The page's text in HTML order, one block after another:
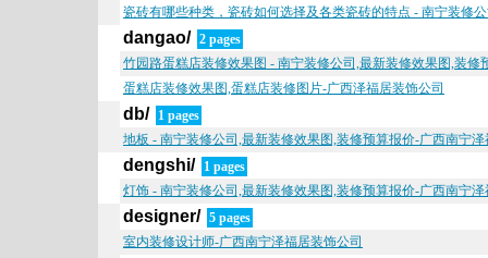
瓷砖有哪些种类，瓷砖如何选择及各类瓷砖的特点 - 南宁装修
dangao/ 2 pages
竹园路蛋糕店装修效果图 - 南宁装修公司,最新装修效果图,装修
蛋糕店装修效果图,蛋糕店装修图片-广西泽福居装饰公司
db/ 1 pages
地板 - 南宁装修公司,最新装修效果图,装修预算报价-广西南宁
dengshi/ 1 pages
灯饰 - 南宁装修公司,最新装修效果图,装修预算报价-广西南宁
designer/ 5 pages
室内装修设计师-广西南宁泽福居装饰公司